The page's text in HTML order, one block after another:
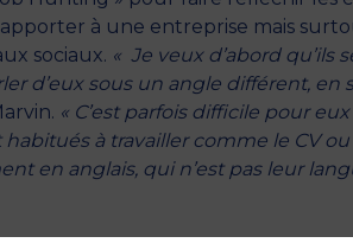
à une entreprise mais
sociaux. « Je veux d’abord
d’eux sous un angle différent,
« C’est parfois difficile pour
à travailler comme le CV
en anglais, qui n’est pas leur